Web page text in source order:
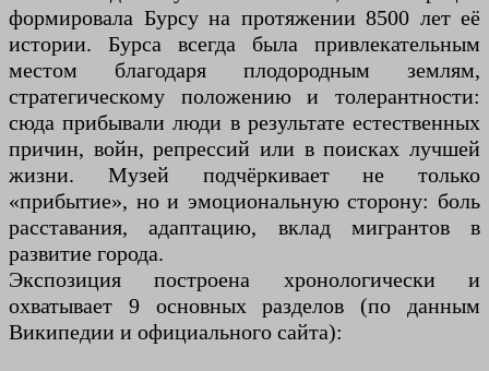
формировала Бурсу на протяжении 8500 лет её
истории. Бурса всегда была привлекательным
местом благодаря плодородным землям,
стратегическому положению и толерантности:
сюда прибывали люди в результате естественных
причин, войн, репрессий или в поисках лучшей
жизни. Музей подчёркивает не только
«прибытие», но и эмоциональную сторону: боль
расставания, адаптацию, вклад мигрантов в
развитие города.
Экспозиция построена хронологически и
охватывает 9 основных разделов (по данным
Википедии и официального сайта):